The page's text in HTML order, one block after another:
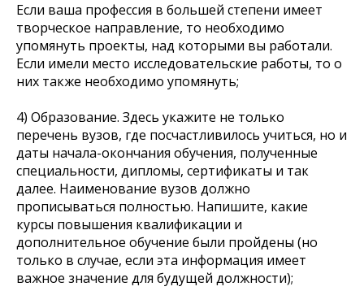
Если ваша профессия в большей степени имеет
творческое направление, то необходимо
упомянуть проекты, над которыми вы работали.
Если имели место исследовательские работы, то о
них также необходимо упомянуть;
4) Образование. Здесь укажите не только
перечень вузов, где посчастливилось учиться, но и
даты начала-окончания обучения, полученные
специальности, дипломы, сертификаты и так
далее. Наименование вузов должно
прописываться полностью. Напишите, какие
курсы повышения квалификации и
дополнительное обучение были пройдены (но
только в случае, если эта информация имеет
важное значение для будущей должности);